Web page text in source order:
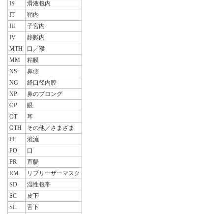
IS
滑液包内
IT
鞘内
IU
子宮内
IV
静脈内
MTH
口／喉
MM
粘膜
NS
鼻側
NG
経口径内腔
NP
鼻のプロング
OP
眼
OT
耳
OTH
その他／さまざま
PF
灌流
PO
口
PR
直腸
RM
リブリーザーマスク
SD
湿性包帯
SC
皮下
SL
舌下